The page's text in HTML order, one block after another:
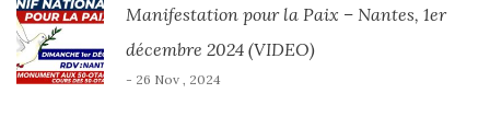
Manifestation pour la Paix – Nantes, 1er
décembre 2024 (VIDEO)
- 26 Nov , 2024